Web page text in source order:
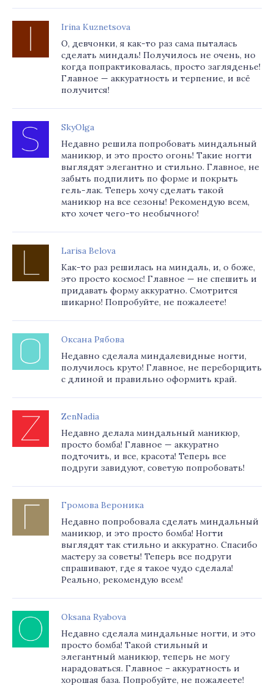
Irina Kuznetsova
О, девчонки, я как-то раз сама пыталась
сделать миндаль! Получилось не очень, но
когда попрактиковалась, просто загляденье!
Главное — аккуратность и терпение, и всё
получится!
SkyOlga
Недавно решила попробовать миндальный
маникюр, и это просто огонь! Такие ногти
выглядят элегантно и стильно. Главное, не
забыть подпилить по форме и покрыть
гель-лак. Теперь хочу сделать такой
маникюр на все сезоны! Рекомендую всем,
кто хочет чего-то необычного!
Larisa Belova
Как-то раз решилась на миндаль, и, о боже,
это просто космос! Главное — не спешить и
придавать форму аккуратно. Смотрится
шикарно! Попробуйте, не пожалеете!
Оксана Рябова
Недавно сделала миндалевидные ногти,
получилось круто! Главное, не переборщить
с длиной и правильно оформить край.
ZenNadia
Недавно делала миндальный маникюр,
просто бомба! Главное — аккуратно
подточить, и все, красота! Теперь все
подруги завидуют, советую попробовать!
Громова Вероника
Недавно попробовала сделать миндальный
маникюр, и это просто бомба! Ногти
выглядят так стильно и аккуратно. Спасибо
мастеру за советы! Теперь все подруги
спрашивают, где я такое чудо сделала!
Реально, рекомендую всем!
Oksana Ryabova
Недавно сделала миндальные ногти, и это
просто бомба! Такой стильный и
элегантный маникюр, теперь не могу
нарадоваться. Главное – аккуратность и
хорошая база. Попробуйте, не пожалеете!